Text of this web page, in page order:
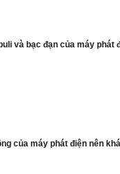
và bạc đạn của máy phát
của máy phát điện nên